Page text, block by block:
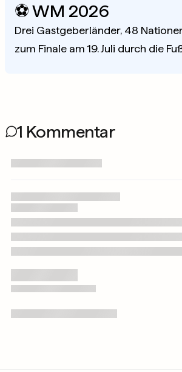
⚽️ WM 2026
Drei Gastgeberländer, 48
zum Finale am 19. Juli durch die
1 Kommentar